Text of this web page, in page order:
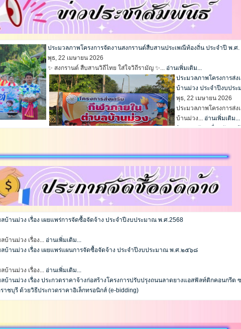
ประมวลภาพโครงการจัดงานสงกรานต์สืบสานประเพณีท้องถิ่น ประจำปี พ.ศ.
พุธ, 22 เมษายน 2026
✨ สงกรานต์ สืบสานวิถีไทย ใส่ใจวิถีรามัญ ✨... อ่านเพิ่มเติม...
ประมวลภาพโครงการส่
บ้านม่วง ประจำปีงบปร
พุธ, 22 เมษายน 2026
ประมวลภาพโครงการส่
บ้านม่วง... อ่านเพิ่มเติม...
กิจกรรมขับเคลื่อนสังคม
กิจกรรมขับเคลื่อนสังคมข้าวเต็มบาตร “สั่งสมบุญ...อ่านเพิ่มเติม...
พิธีบำเพ็ญพระราชกุศล ใ
ตมวาร)
จันทร์, 02 กุมภาพันธ์ 2026
✨31 มกราคม 2569 เว
วันเด็กแห่งชาติ ประจำปี
บ้านม่วง เรื่อง เผยแพร่การจัดซื้อจัดจ้าง ประจำปีงบประมาณ พ.ศ.2568
บ้านม่วง เรื่อง... อ่านเพิ่มเติม...
บ้านม่วง เรื่อง เผยแพร่แผนการจัดซื้อจัดจ้าง ประจำปีงบประมาณ พ.ศ.๒๕๖๘
บ้านม่วง เรื่อง... อ่านเพิ่มเติม...
บ้านม่วง เรื่อง ประกวดราคาจ้างก่อสร้างโครงการปรับปรุงถนนลาดยางแอสฟัลท์ติกคอนกรีต
าชบุรี ด้วยวิธีประกวดราคาอิเล็กทรอนิกส์ (e-bidding)